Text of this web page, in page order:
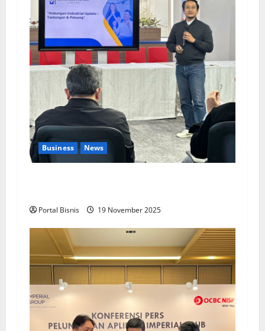
Business News
Portal Bisnis 19 November 2025